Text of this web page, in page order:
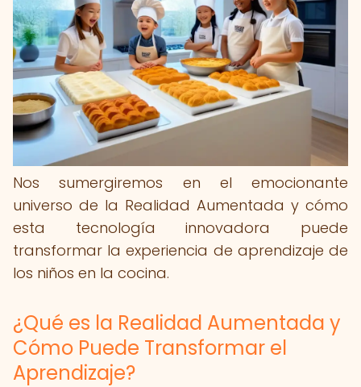
Nos sumergiremos en el emocionante
universo de la Realidad Aumentada y cómo
esta tecnología innovadora puede
transformar la experiencia de aprendizaje de
los niños en la cocina.
¿Qué es la Realidad Aumentada y
Cómo Puede Transformar el
Aprendizaje?